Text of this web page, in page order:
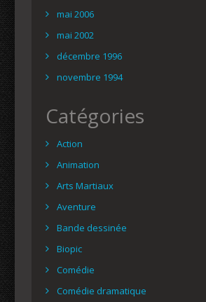
mai 2006
mai 2002
décembre 1996
novembre 1994
Catégories
Action
Animation
Arts Martiaux
Aventure
Bande dessinée
Biopic
Comédie
Comédie dramatique